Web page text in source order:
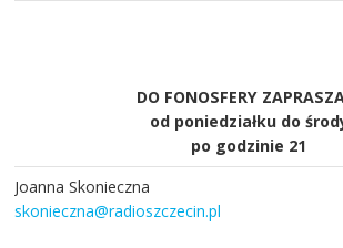
DO FONOSFERY
od poniedziałku do
po godzinie 21
Joanna Skonieczna
skonieczna@radioszczecin.pl